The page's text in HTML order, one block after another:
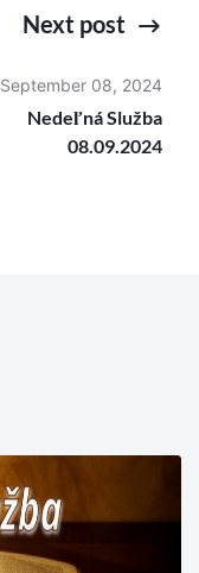
Next post
September 08, 2024
Nedeľná Služba
08.09.2024